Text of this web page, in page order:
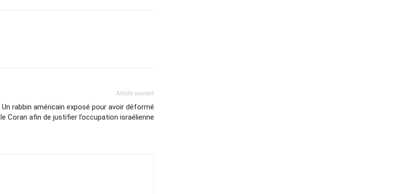
Article suivant
Un rabbin américain exposé pour avoir déformé
le Coran afin de justifier l’occupation israélienne